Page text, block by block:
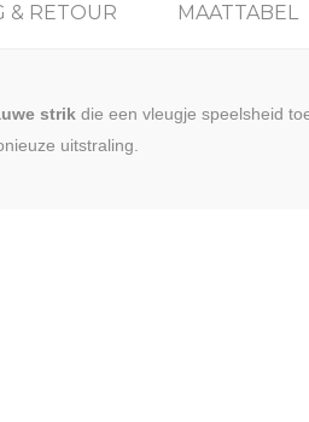
& RETOUR MAATTABEL
strik die een vleugje speelsheid
uitstraling.